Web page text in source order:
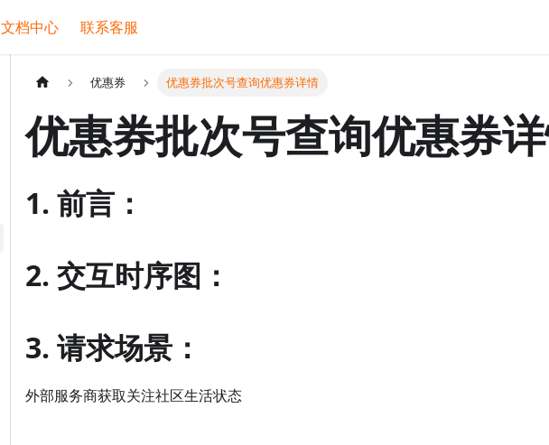
文档中心 联系客服
优惠券 优惠券批次号查询优惠券详情
优惠券批次号查询优惠券
1. 前言：
2. 交互时序图：
3. 请求场景：
外部服务商获取关注社区生活状态